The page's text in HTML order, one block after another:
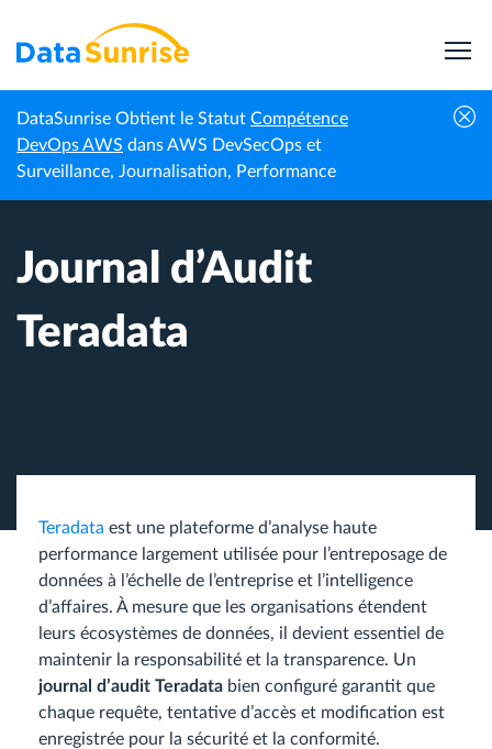
DataSunrise Obtient le Statut Compétence
DevOps AWS dans AWS DevSecOps et
Surveillance, Journalisation, Performance
Accueil Centre de connaissances Journal d’Audit Teradata
Journal d’Audit
Teradata
Teradata est une plateforme d’analyse haute
performance largement utilisée pour l’entreposage de
données à l’échelle de l’entreprise et l’intelligence
d’affaires. À mesure que les organisations étendent
leurs écosystèmes de données, il devient essentiel de
maintenir la responsabilité et la transparence. Un
journal d’audit Teradata bien configuré garantit que
chaque requête, tentative d’accès et modification est
enregistrée pour la sécurité et la conformité.